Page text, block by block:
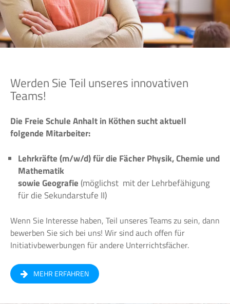
Werden Sie Teil unseres innovativen
Teams!
Die Freie Schule Anhalt in Köthen sucht aktuell
folgende Mitarbeiter:
Lehrkräfte (m/w/d) für die Fächer Physik, Chemie und
Mathematik
sowie Geografie (möglichst mit der Lehrbefähigung
für die Sekundarstufe II)
Wenn Sie Interesse haben, Teil unseres Teams zu sein, dann
bewerben Sie sich bei uns! Wir sind auch offen für
Initiativbewerbungen für andere Unterrichtsfächer.
MEHR ERFAHREN